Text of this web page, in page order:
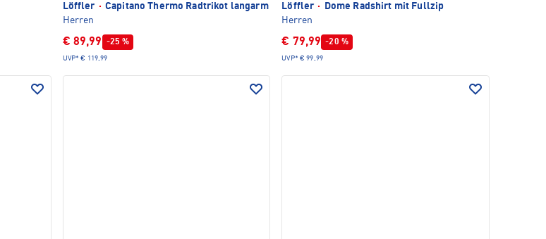
Löffler · Capitano Thermo Radtrikot langarm
Herren
€ 89,99 -25 %
UVP* € 119,99
Löffler ·
Dome Radshirt mit Fullzip
Herren
€ 79,99 -20 %
UVP* € 99,99